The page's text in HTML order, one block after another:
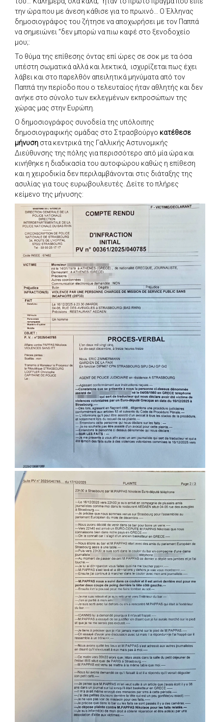
την ώρα που με άνεση κάθισε για το πρωινό… Ο Έλληνας
δημοσιογράφος του ζήτησε να αποχωρήσει με τον Παππά
να σημειώνει “δεν μπορώ να πιω καφέ στο ξενοδοχείο
μου;:
Το θύμα της επίθεσης όντας επί ώρες σε σοκ με τα όσα
υπέστη σωματικά αλλά και λεκτικά, ισχυρίζεται πως έχει
λάβει και στο παρελθόν απειλητικά μηνύματα από τον
Παππά την περίοδο που ο τελευταίος ήταν αθλητής και δεν
ανήκε στο σύνολο των εκλεγμένων εκπροσώπων της
χώρας μας στην Ευρώπη.
Ο δημοσιογράφος συνοδεία της υπόλοιπης
δημοσιογραφικής ομάδας στο Στρασβούργο κατέθεσε
μήνυση στα κεντρικά της Γαλλικής Αστυνομικής
Διεύθυνσης της πόλης για περισσότερο από μία ώρα και
κινήθηκε η διαδικασία του αυτοφώρου καθώς η επίθεση
και η χειροδικία δεν περιλαμβάνονται στις διάταξης της
ασυλίας για τους ευρωβουλευτές. Δείτε το πλήρες
κείμενο της μήνυσης: